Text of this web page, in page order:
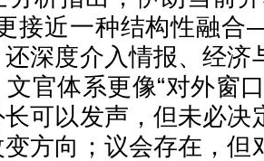
接近一种结构性融
深度介入情报、经济
官体系更像“对外窗
可以发声，但未必决
方向；议会存在，但